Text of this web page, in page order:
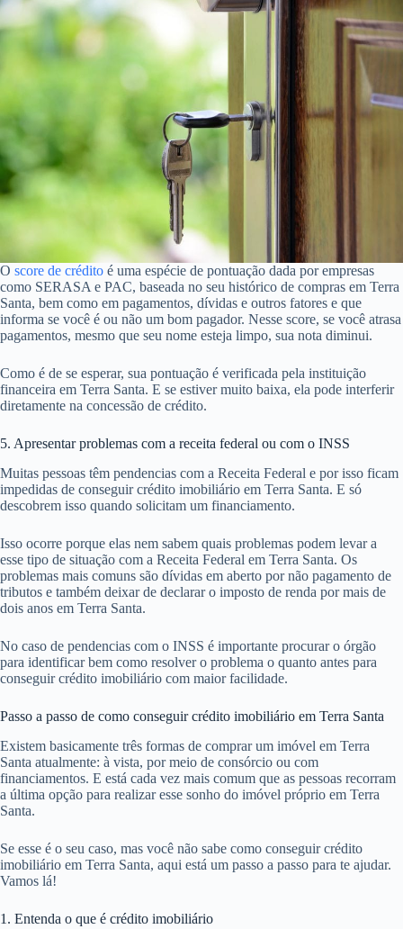
O score de crédito é uma espécie de pontuação dada por empresas
como SERASA e PAC, baseada no seu histórico de compras em Terra
Santa, bem como em pagamentos, dívidas e outros fatores e que
informa se você é ou não um bom pagador. Nesse score, se você atrasa
pagamentos, mesmo que seu nome esteja limpo, sua nota diminui.
Como é de se esperar, sua pontuação é verificada pela instituição
financeira em Terra Santa. E se estiver muito baixa, ela pode interferir
diretamente na concessão de crédito.
5. Apresentar problemas com a receita federal ou com o INSS
Muitas pessoas têm pendencias com a Receita Federal e por isso ficam
impedidas de conseguir crédito imobiliário em Terra Santa. E só
descobrem isso quando solicitam um financiamento.
Isso ocorre porque elas nem sabem quais problemas podem levar a
esse tipo de situação com a Receita Federal em Terra Santa. Os
problemas mais comuns são dívidas em aberto por não pagamento de
tributos e também deixar de declarar o imposto de renda por mais de
dois anos em Terra Santa.
No caso de pendencias com o INSS é importante procurar o órgão
para identificar bem como resolver o problema o quanto antes para
conseguir crédito imobiliário com maior facilidade.
Passo a passo de como conseguir crédito imobiliário em Terra Santa
Existem basicamente três formas de comprar um imóvel em Terra
Santa atualmente: à vista, por meio de consórcio ou com
financiamentos. E está cada vez mais comum que as pessoas recorram
a última opção para realizar esse sonho do imóvel próprio em Terra
Santa.
Se esse é o seu caso, mas você não sabe como conseguir crédito
imobiliário em Terra Santa, aqui está um passo a passo para te ajudar.
Vamos lá!
1. Entenda o que é crédito imobiliário